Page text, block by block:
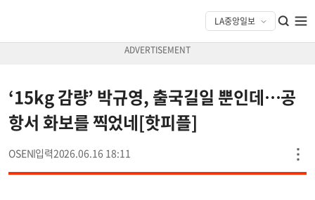
‘15kg 감량’ 박규영, 출국길일 뿐인데…공
항서 화보를 찍었네[핫피플]
OSEN 2026.06.16 18:11